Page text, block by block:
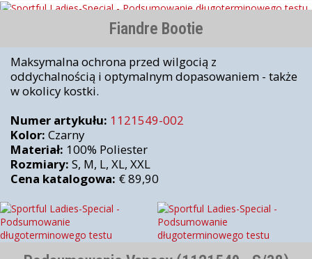
Fiandre Bootie
Maksymalna ochrona przed wilgocią z
oddychalnością i optymalnym dopasowaniem - także
w okolicy kostki.
Numer artykułu: 1121549-002
Kolor: Czarny
Materiał: 100% Poliester
Rozmiary: S, M, L, XL, XXL
Cena katalogowa: € 89,90